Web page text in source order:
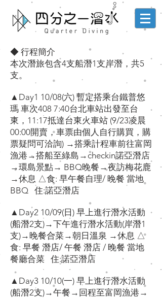
◆ ⾏程簡介
本次潛旅包含4⽀船潛1⽀岸潛，共5
⽀。
▲Day1 10/08(六) 暫定搭乘台鐵普悠
瑪 ⾞次408 7:40台北⾞站出發⾄台
東，11:17抵達台東⽕⾞站 (9/23凌晨
00:00開賣，⾞票由個⼈⾃⾏購買，購
票疑問可洽詢) →搭乘計程⾞前往富岡
漁港→搭船⾄綠島→check­in諾亞潛店
→環島景點→ BBQ晚餐→夜訪梅花⿅
→休息 △⾷: 早午餐⾃理/ 晚餐 當地
BBQ 住:諾亞潛店
▲Day2 10/09(⽇) 早上進⾏潛⽔活動
(船潛2⽀)→下午進⾏潛⽔活動(岸潛1
⽀)→晚餐合菜→朝⽇溫泉 →休息 △
⾷: 早餐 潛店/ 午餐 潛店 / 晚餐 當地
餐廳合菜 住:諾亞潛店
▲Day3 10/10(⼀) 早上進⾏潛⽔活動
(船潛2⽀)→午餐→回程⾄富岡漁港→